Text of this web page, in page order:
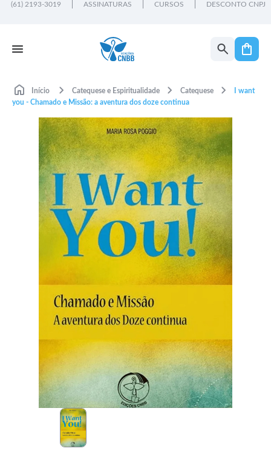
(61) 2193-3019 ASSINATURAS CURSOS DESCONTO CNPJ
Início Catequese e Espiritualidade Catequese
I want
you - Chamado e Missão: a aventura dos doze continua